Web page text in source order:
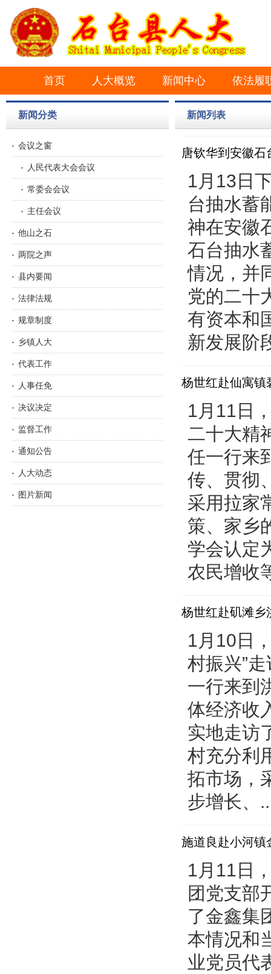
首页 人大概览 新闻中心 依法履
新闻分类
会议之窗
人民代表大会会议
常委会会议
主任会议
他山之石
两院之声
县内要闻
法律法规
规章制度
乡镇人大
代表工作
人事任免
决议决定
监督工作
通知公告
人大动态
图片新闻
新闻列表
唐钦华到安徽
1月13日
台抽水蓄
神在安徽
石台抽水
情况，并
党的二十
有资本和
新发展阶
杨世红赴仙寓镇
1月11日
二十大精
任一行来
传、贯彻
采用拉家
策、家乡
学会认定
农民增收
杨世红赴矶滩乡
1月10日
村振兴”
一行来到
体经济收
实地走访
村充分利
拓市场，
步增长、
施道良赴小河镇
1月11日
团党支部
了金鑫集
本情况和
业党员代